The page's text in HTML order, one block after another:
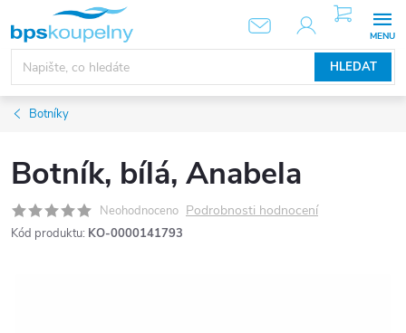
obsah
HLEDAT
NÁKUPNÍ
KOŠÍK
Botníky
Botník, bílá, Anabela
Neohodnoceno Podrobnosti hodnocení
Kód produktu: KO-0000141793